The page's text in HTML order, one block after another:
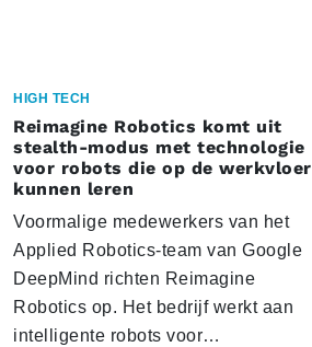
HIGH TECH
Reimagine Robotics komt uit
stealth-modus met technologie
voor robots die op de werkvloer
kunnen leren
Voormalige medewerkers van het
Applied Robotics-team van Google
DeepMind richten Reimagine
Robotics op. Het bedrijf werkt aan
intelligente robots voor…